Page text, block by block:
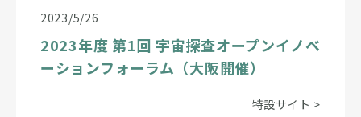
2023/5/26
2023年度 第1回 宇宙探査オープンイノベ
ーションフォーラム（大阪開催）
特設サイト >